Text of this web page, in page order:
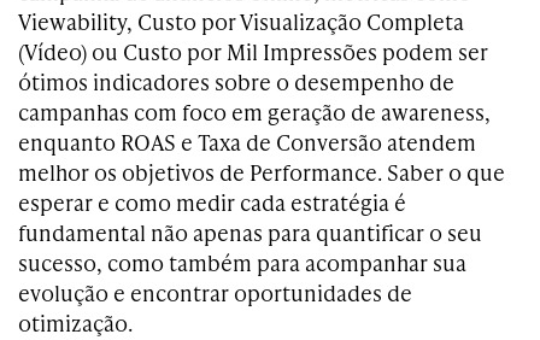
Viewability, Custo por Visualização Completa
(Vídeo) ou Custo por Mil Impressões podem ser
ótimos indicadores sobre o desempenho de
campanhas com foco em geração de awareness,
enquanto ROAS e Taxa de Conversão atendem
melhor os objetivos de Performance. Saber o que
esperar e como medir cada estratégia é
fundamental não apenas para quantificar o seu
sucesso, como também para acompanhar sua
evolução e encontrar oportunidades de
otimização.